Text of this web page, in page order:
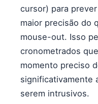
cursor) para
maior precisão do
mouse-out. Isso
cronometrados
momento preciso
significativamente
serem intrusivos.